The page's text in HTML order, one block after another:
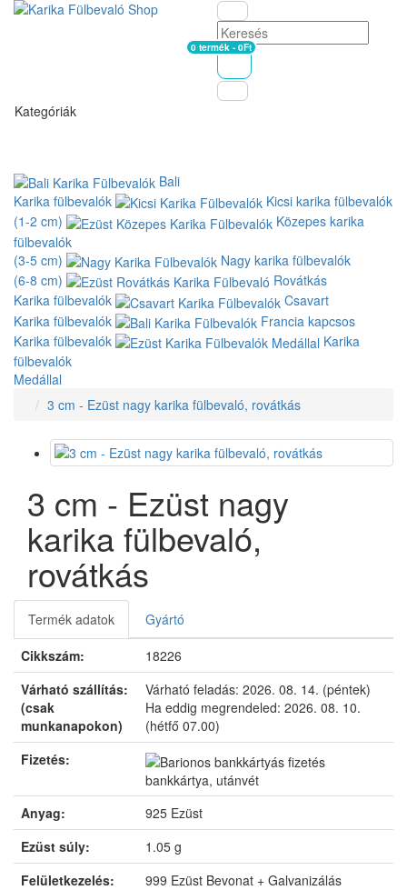
Kosár
0 termék - 0Ft
Kategóriák
Bali
Karika fülbevalók
Kicsi karika fülbevalók
(1-2 cm)
Közepes karika
fülbevalók
(3-5 cm)
Nagy karika fülbevalók
(6-8 cm)
Rovátkás
Karika fülbevalók
Csavart
Karika fülbevalók
Francia kapcsos
Karika fülbevalók
Karika
fülbevalók
Medállal
3 cm - Ezüst nagy karika fülbevaló, rovátkás
3 cm - Ezüst nagy
karika fülbevaló,
rovátkás
Termék adatok
Gyártó
Cikkszám:
18226
Várható szállítás:
(csak
munkanapokon)
Várható feladás: 2026. 08. 14. (péntek)
Ha eddig megrendeled: 2026. 08. 10.
(hétfő 07.00)
Fizetés:
bankkártya, utánvét
Anyag:
925 Ezüst
Ezüst súly:
1.05 g
Felületkezelés:
999 Ezüst Bevonat + Galvanizálás